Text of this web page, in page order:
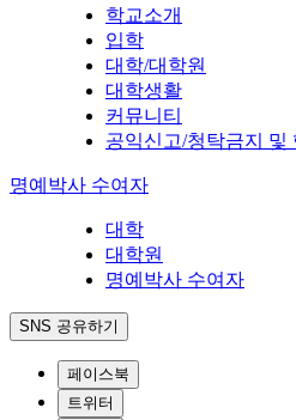
학교소개
입학
대학/대학원
대학생활
커뮤니티
공익신고/청탁금지 및
명예박사 수여자
대학
대학원
명예박사 수여자
SNS 공유하기
페이스북
트위터